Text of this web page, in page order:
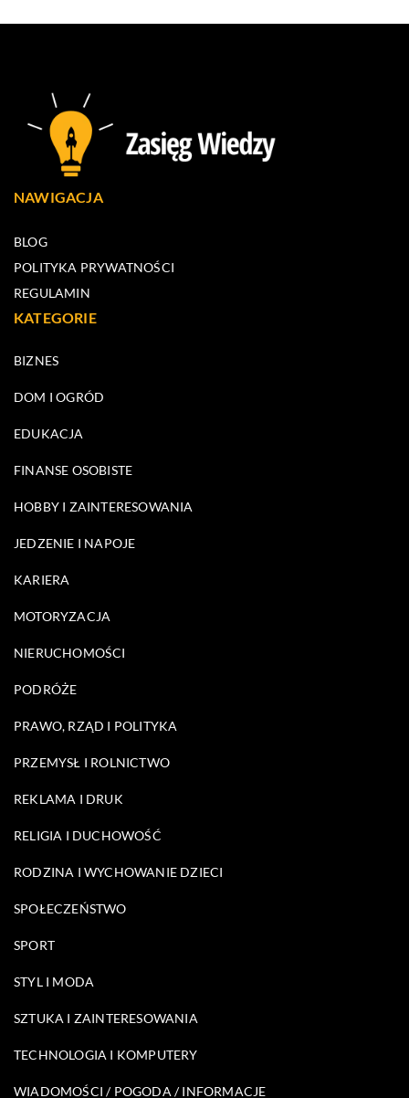
NAWIGACJA
BLOG
POLITYKA PRYWATNOŚCI
REGULAMIN
KATEGORIE
BIZNES
DOM I OGRÓD
EDUKACJA
FINANSE OSOBISTE
HOBBY I ZAINTERESOWANIA
JEDZENIE I NAPOJE
KARIERA
MOTORYZACJA
NIERUCHOMOŚCI
PODRÓŻE
PRAWO, RZĄD I POLITYKA
PRZEMYSŁ I ROLNICTWO
REKLAMA I DRUK
RELIGIA I DUCHOWOŚĆ
RODZINA I WYCHOWANIE DZIECI
SPOŁECZEŃSTWO
SPORT
STYL I MODA
SZTUKA I ZAINTERESOWANIA
TECHNOLOGIA I KOMPUTERY
WIADOMOŚCI / POGODA / INFORMACJE